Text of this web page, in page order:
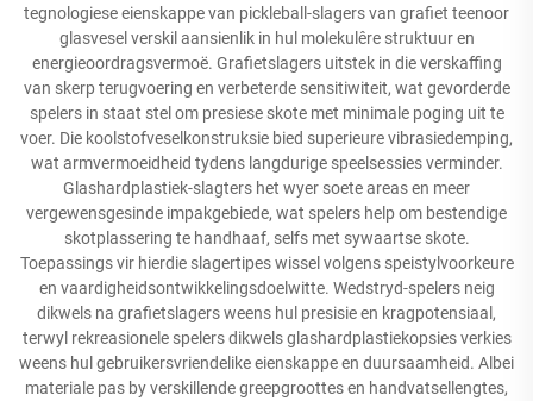
tegnologiese eienskappe van pickleball-slagers van grafiet teenoor
glasvesel verskil aansienlik in hul molekulêre struktuur en
energieoordragsvermoë. Grafietslagers uitstek in die verskaffing
van skerp terugvoering en verbeterde sensitiwiteit, wat gevorderde
spelers in staat stel om presiese skote met minimale poging uit te
voer. Die koolstofveselkonstruksie bied superieure vibrasiedemping,
wat armvermoeidheid tydens langdurige speelsessies verminder.
Glashardplastiek-slagters het wyer soete areas en meer
vergewensgesinde impakgebiede, wat spelers help om bestendige
skotplassering te handhaaf, selfs met sywaartse skote.
Toepassings vir hierdie slagertipes wissel volgens speistylvoorkeure
en vaardigheidsontwikkelingsdoelwitte. Wedstryd-spelers neig
dikwels na grafietslagers weens hul presisie en kragpotensiaal,
terwyl rekreasionele spelers dikwels glashardplastiekopsies verkies
weens hul gebruikersvriendelike eienskappe en duursaamheid. Albei
materiale pas by verskillende greepgroottes en handvatsellengtes,